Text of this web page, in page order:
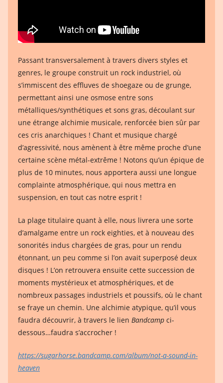
Passant transversalement à travers divers styles et
genres, le groupe construit un rock industriel, où
s’immiscent des effluves de shoegaze ou de grunge,
permettant ainsi une osmose entre sons
métalliques/synthétiques et sons gras, découlant sur
une étrange alchimie musicale, renforcée bien sûr par
ces cris anarchiques ! Chant et musique chargé
d’agressivité, nous amènent à être même proche d’une
certaine scène métal-extrême ! Notons qu’un épique de
plus de 10 minutes, nous apportera aussi une longue
complainte atmosphérique, qui nous mettra en
suspension, en tout cas notre esprit !
La plage titulaire quant à elle, nous livrera une sorte
d’amalgame entre un rock eighties, et à nouveau des
sonorités indus chargées de gras, pour un rendu
étonnant, un peu comme si l’on avait superposé deux
disques ! L’on retrouvera ensuite cette succession de
moments mystérieux et atmosphériques, et de
nombreux passages industriels et poussifs, où le chant
se fraye un chemin. Une alchimie atypique, qu’il vous
faudra découvrir, à travers le lien Bandcamp ci-
dessous…faudra s’accrocher !
https://sugarhorse.bandcamp.com/album/not-a-sound-in-
heaven